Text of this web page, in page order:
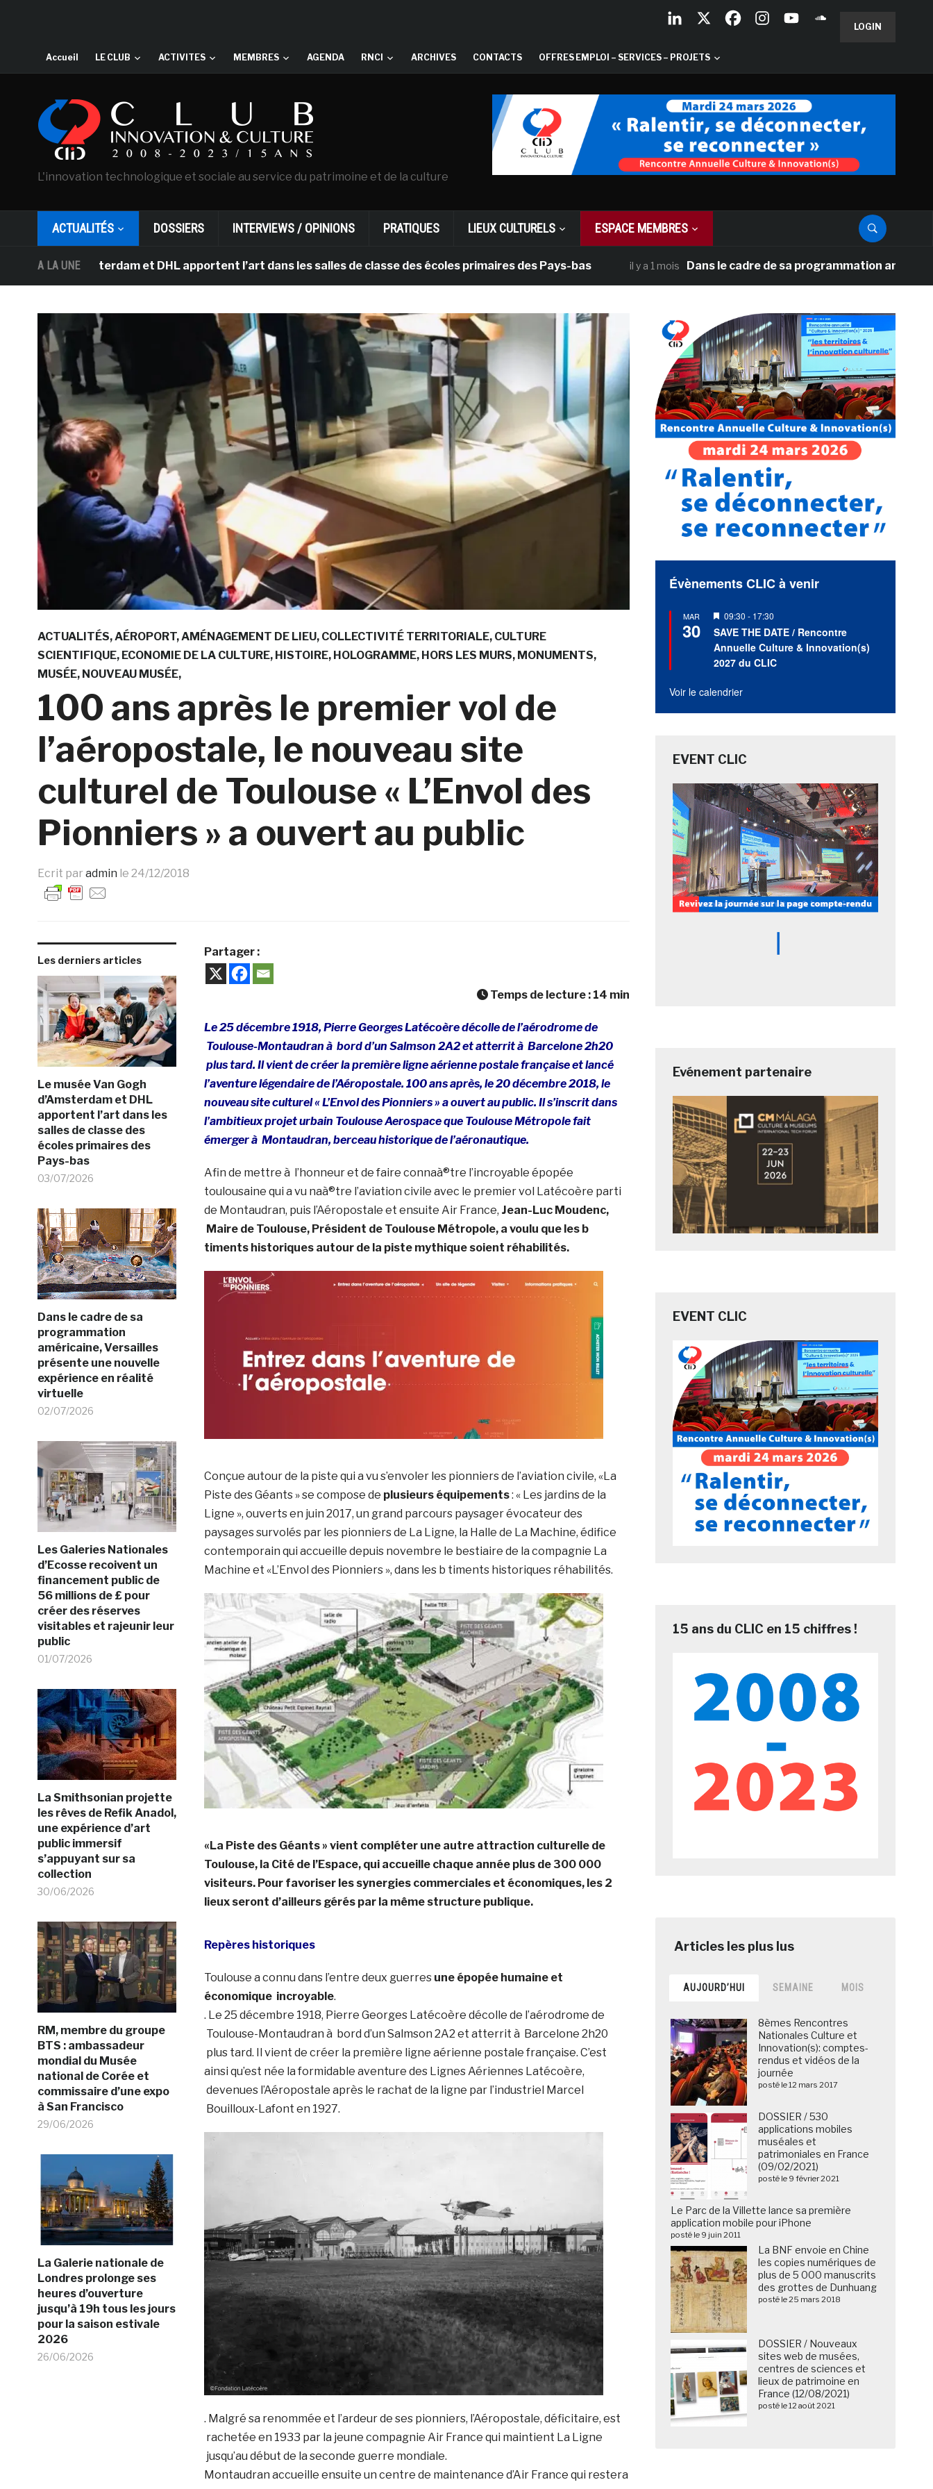
LOGIN
Accueil LE CLUB ACTIVITES MEMBRES AGENDA RNCI ARCHIVES CONTACTS OFFRES EMPLOI – SERVICES – PROJETS
L'innovation technologique et sociale au service du patrimoine et de la culture
ACTUALITÉS DOSSIERS INTERVIEWS / OPINIONS PRATIQUES LIEUX CULTURELS ESPACE MEMBRES
A LA UNE
d’Amsterdam et DHL apportent l’art dans les salles de classe des écoles primaires des Pays-bas il y a 1 mois Dans le cadre de sa programmation américaine,
ACTUALITÉS AÉROPORT AMÉNAGEMENT DE LIEU COLLECTIVITÉ TERRITORIALE CULTURE
SCIENTIFIQUE ECONOMIE DE LA CULTURE HISTOIRE HOLOGRAMME HORS LES MURS MONUMENTS
MUSÉE NOUVEAU MUSÉE
100 ans après le premier vol de
l’aéropostale, le nouveau site
culturel de Toulouse « L’Envol des
Pionniers » a ouvert au public
Ecrit par admin le 24/12/2018
Les derniers articles
Le musée Van Gogh
d’Amsterdam et DHL
apportent l’art dans les
salles de classe des
écoles primaires des
Pays-bas
03/07/2026
Dans le cadre de sa
programmation
américaine, Versailles
présente une nouvelle
expérience en réalité
virtuelle
02/07/2026
Les Galeries Nationales
d’Ecosse recoivent un
financement public de
56 millions de £ pour
créer des réserves
visitables et rajeunir leur
public
01/07/2026
La Smithsonian projette
les rêves de Refik Anadol,
une expérience d’art
public immersif
s’appuyant sur sa
collection
30/06/2026
RM, membre du groupe
BTS : ambassadeur
mondial du Musée
national de Corée et
commissaire d’une expo
à San Francisco
29/06/2026
La Galerie nationale de
Londres prolonge ses
heures d’ouverture
jusqu’à 19h tous les jours
pour la saison estivale
2026
26/06/2026
Partager :
Temps de lecture : 14 min
Le 25 décembre 1918, Pierre Georges Latécoère décolle de l’aérodrome de
Toulouse-Montaudran à bord d’un Salmson 2A2 et atterrit à Barcelone 2h20
plus tard. Il vient de créer la première ligne aérienne postale française et lancé
l’aventure légendaire de l’Aéropostale. 100 ans après, le 20 décembre 2018, le
nouveau site culturel « L’Envol des Pionniers » a ouvert au public. Il s’inscrit dans
l’ambitieux projet urbain Toulouse Aerospace que Toulouse Métropole fait
émerger à Montaudran, berceau historique de l’aéronautique.
Afin de mettre à l’honneur et de faire connaà®tre l’incroyable épopée
toulousaine qui a vu naà®tre l’aviation civile avec le premier vol Latécoère parti
de Montaudran, puis l’Aéropostale et ensuite Air France, Jean-Luc Moudenc,
Maire de Toulouse, Président de Toulouse Métropole, a voulu que les b
timents historiques autour de la piste mythique soient réhabilités.
Conçue autour de la piste qui a vu s’envoler les pionniers de l’aviation civile, «La
Piste des Géants » se compose de plusieurs équipements: « Les jardins de la
Ligne », ouverts en juin 2017, un grand parcours paysager évocateur des
paysages survolés par les pionniers de La Ligne, la Halle de La Machine, édifice
contemporain qui accueille depuis novembre le bestiaire de la compagnie La
Machine et «L’Envol des Pionniers », dans les b timents historiques réhabilités.
«La Piste des Géants » vient compléter une autre attraction culturelle de
Toulouse, la Cité de l’Espace, qui accueille chaque année plus de 300 000
visiteurs. Pour favoriser les synergies commerciales et économiques, les 2
lieux seront d’ailleurs gérés par la même structure publique.
Repères historiques
Toulouse a connu dans l’entre deux guerres une épopée humaine et
économique incroyable.
. Le 25 décembre 1918, Pierre Georges Latécoère décolle de l’aérodrome de
Toulouse-Montaudran à bord d’un Salmson 2A2 et atterrit à Barcelone 2h20
plus tard. Il vient de créer la première ligne aérienne postale française. C’est
ainsi qu’est née la formidable aventure des Lignes Aériennes Latécoère,
devenues l’Aéropostale après le rachat de la ligne par l’industriel Marcel
Bouilloux-Lafont en 1927.
. Malgré sa renommée et l’ardeur de ses pionniers, l’Aéropostale, déficitaire, est
rachetée en 1933 par la jeune compagnie Air France qui maintient La Ligne
jusqu’au début de la seconde guerre mondiale.
Montaudran accueille ensuite un centre de maintenance d’Air France qui restera
Évènements CLIC à venir
MAR
30
Mis
en
avant
09:30 - 17:30
SAVE THE DATE / Rencontre
Annuelle Culture & Innovation(s)
2027 du CLIC
Voir le calendrier
EVENT CLIC
Evénement partenaire
EVENT CLIC
15 ans du CLIC en 15 chiffres !
AUJOURD’HUI SEMAINE MOIS
8èmes Rencontres
Nationales Culture et
Innovation(s): comptes-
rendus et vidéos de la
journée
posté le 12 mars 2017
DOSSIER / 530
applications mobiles
muséales et
patrimoniales en France
(09/02/2021)
posté le 9 février 2021
Le Parc de la Villette lance sa première
application mobile pour iPhone
posté le 9 juin 2011
La BNF envoie en Chine
les copies numériques de
plus de 5 000 manuscrits
des grottes de Dunhuang
posté le 25 mars 2018
DOSSIER / Nouveaux
sites web de musées,
centres de sciences et
lieux de patrimoine en
France (12/08/2021)
posté le 12 août 2021